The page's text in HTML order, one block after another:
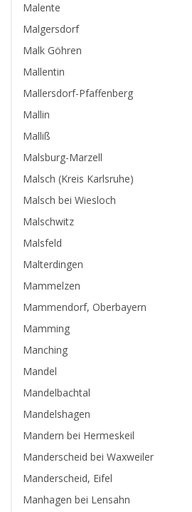
Malente
Malgersdorf
Malk Göhren
Mallentin
Mallersdorf-Pfaffenberg
Mallin
Malliß
Malsburg-Marzell
Malsch (Kreis Karlsruhe)
Malsch bei Wiesloch
Malschwitz
Malsfeld
Malterdingen
Mammelzen
Mammendorf, Oberbayern
Mamming
Manching
Mandel
Mandelbachtal
Mandelshagen
Mandern bei Hermeskeil
Manderscheid bei Waxweiler
Manderscheid, Eifel
Manhagen bei Lensahn